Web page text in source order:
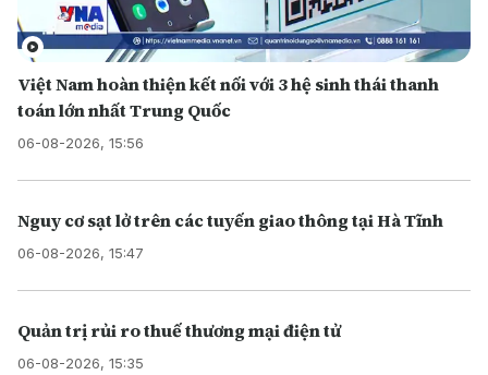
Việt Nam hoàn thiện kết nối với 3 hệ sinh thái thanh
toán lớn nhất Trung Quốc
06-08-2026, 15:56
Nguy cơ sạt lở trên các tuyến giao thông tại Hà Tĩnh
06-08-2026, 15:47
Quản trị rủi ro thuế thương mại điện tử
06-08-2026, 15:35